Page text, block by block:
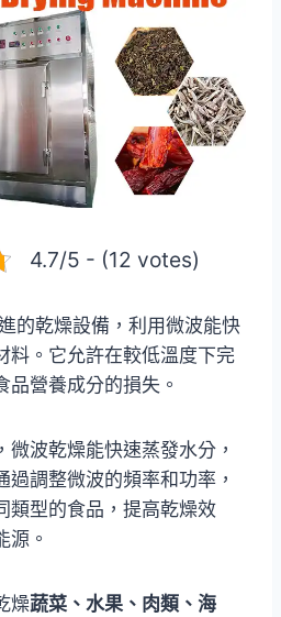
4.7/5 - (12 votes)
的乾燥設備，利用微波能快
料。它允許在較低溫度下完
品營養成分的損失。
波乾燥能快速蒸發水分，
過調整微波的頻率和功率，
類型的食品，提高乾燥效
源。
燥蔬菜、水果、肉類、海